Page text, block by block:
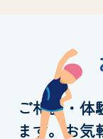
ご相談・体
ます。お気